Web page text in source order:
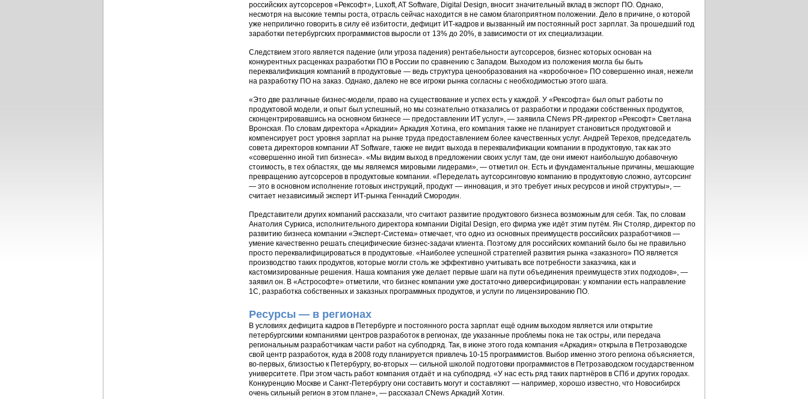
российских аутсорсеров «Рексофт», Luxoft, AT Software, Digital Design, вносит значительный вклад в экспорт ПО. Однако,
несмотря на высокие темпы роста, отрасль сейчас находится в не самом благоприятном положении. Дело в причине, о которой
уже неприлично говорить в силу её избитости, дефицит ИТ-кадров и вызванный им постоянный рост зарплат. За прошедший год
заработки петербургских программистов выросли от 13% до 20%, в зависимости от их специализации.
Следствием этого является падение (или угроза падения) рентабельности аутсорсеров, бизнес которых основан на
конкурентных расценках разработки ПО в России по сравнению с Западом. Выходом из положения могла бы быть
переквалификация компаний в продуктовые — ведь структура ценообразования на «коробочное» ПО совершенно иная, нежели
на разработку ПО на заказ. Однако, далеко не все игроки рынка согласны с необходимостью этого шага.
«Это две различные бизнес-модели, право на существование и успех есть у каждой. У «Рексофта» был опыт работы по
продуктовой модели, и опыт был успешный, но мы сознательно отказались от разработки и продажи собственных продуктов,
сконцентрировавшись на основном бизнесе — предоставлении ИТ услуг», — заявила CNews PR-директор «Рексофт» Светлана
Вронская. По словам директора «Аркадии» Аркадия Хотина, его компания также не планирует становиться продуктовой и
компенсирует рост уровня зарплат на рынке труда предоставлением более качественных услуг. Андрей Терехов, председатель
совета директоров компании AT Software, также не видит выхода в переквалификации компании в продуктовую, так как это
«совершенно иной тип бизнеса». «Мы видим выход в предложении своих услуг там, где они имеют наибольшую добавочную
стоимость, в тех областях, где мы являемся мировыми лидерами», — отметил он. Есть и фундаментальные причины, мешающие
превращению аутсорсеров в продуктовые компании. «Переделать аутсорсинговую компанию в продуктовую сложно, аутсорсинг
— это в основном исполнение готовых инструкций, продукт — инновация, и это требует иных ресурсов и иной структуры», —
считает независимый эксперт ИТ-рынка Геннадий Смородин.
Представители других компаний рассказали, что считают развитие продуктового бизнеса возможным для себя. Так, по словам
Анатолия Суркиса, исполнительного директора компании Digital Design, его фирма уже идёт этим путём. Ян Столяр, директор по
развитию бизнеса компании «Эксперт-Система» отмечает, что одно из основных преимуществ российских разработчиков —
умение качественно решать специфические бизнес-задачи клиента. Поэтому для российских компаний было бы не правильно
просто переквалифицироваться в продуктовые. «Наиболее успешной стратегией развития рынка «заказного» ПО является
производство таких продуктов, которые могли столь же эффективно учитывать все потребности заказчика, как и
кастомизированные решения. Наша компания уже делает первые шаги на пути объединения преимуществ этих подходов», —
заявил он. В «Астрософте» отметили, что бизнес компании уже достаточно диверсифицирован: у компании есть направление
1С, разработка собственных и заказных программных продуктов, и услуги по лицензированию ПО.
Ресурсы — в регионах
В условиях дефицита кадров в Петербурге и постоянного роста зарплат ещё одним выходом является или открытие
петербургскими компаниями центров разработок в регионах, где указанные проблемы пока не так остры, или передача
региональным разработчикам части работ на субподряд. Так, в июне этого года компания «Аркадия» открыла в Петрозаводске
свой центр разработок, куда в 2008 году планируется привлечь 10-15 программистов. Выбор именно этого региона объясняется,
во-первых, близостью к Петербургу, во-вторых — сильной школой подготовки программистов в Петрозаводском государственном
университете. При этом часть работ компания отдаёт и на субподряд. «У нас есть ряд таких партнёров в СПб и других городах.
Конкуренцию Москве и Санкт-Петербургу они составить могут и составляют — например, хорошо известно, что Новосибирск
очень сильный регион в этом плане», — рассказал CNews Аркадий Хотин.